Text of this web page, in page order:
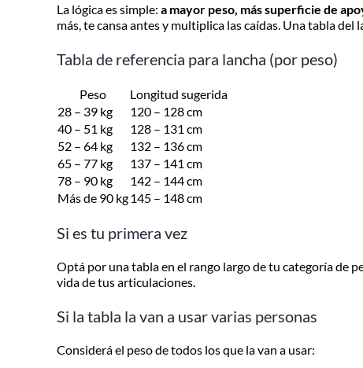
La lógica es simple: a mayor peso, más superficie de
más, te cansa antes y multiplica las caídas. Una tabla
Tabla de referencia para lancha (por peso)
Peso
Longitud sugerida
28 – 39 kg
120 – 128 cm
40 – 51 kg
128 – 131 cm
52 – 64 kg
132 – 136 cm
65 – 77 kg
137 – 141 cm
78 – 90 kg
142 – 144 cm
Más de 90 kg145 – 148 cm
Si es tu primera vez
Optá por una tabla en el rango largo de tu categoría de
vida de tus articulaciones.
Si la tabla la van a usar varias personas
Considerá el peso de todos los que la van a usar: